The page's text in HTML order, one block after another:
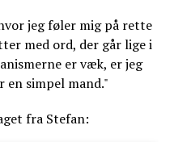
jeg føler mig på rette
med ord, der går lige i
er væk, er jeg
simpel mand."
fra Stefan: